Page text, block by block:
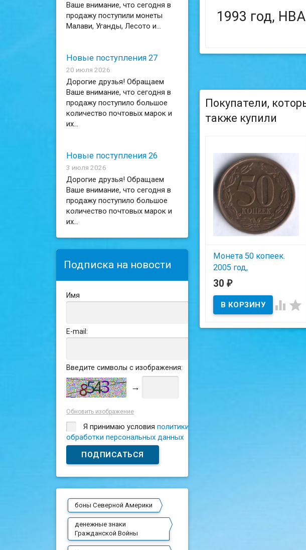
Ваше внимание, что сегодня в
продажу поступили монеты
Малави, Уганды, Лесото и...
Новые поступления 27
20 июля 2026
Дорогие друзья! Обращаем
Ваше внимание, что сегодня в
продажу поступило большое
количество почтовых марок и
их...
Новые поступления 26
3 июля 2026
Дорогие друзья! Обращаем
Ваше внимание, что сегодня в
продажу поступило большое
количество почтовых марок и
их...
Подписка на новости
Имя
E-mail:
Введите символы с изображения:
→
Обновить изображение
Я принимаю условияполитики
обработки персональных данных
боны Северной Америки
денежные знаки
Гражданской Войны
1993 год,
Покупатели,
также купили
Монета 50 копеек.
2005 год,
Приднестровье.
В наличии
Состояние на скане.
30 ₽
 